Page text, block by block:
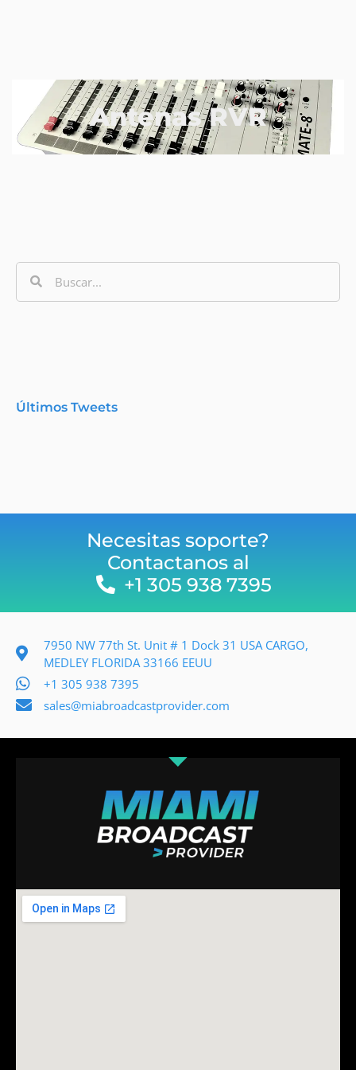
Últimos Tweets
Antenas RVR
Necesitas soporte?
Contactanos al
+1 305 938 7395
7950 NW 77th St. Unit # 1 Dock 31 USA CARGO,
MEDLEY FLORIDA 33166 EEUU
+1 305 938 7395
sales@miabroadcastprovider.com